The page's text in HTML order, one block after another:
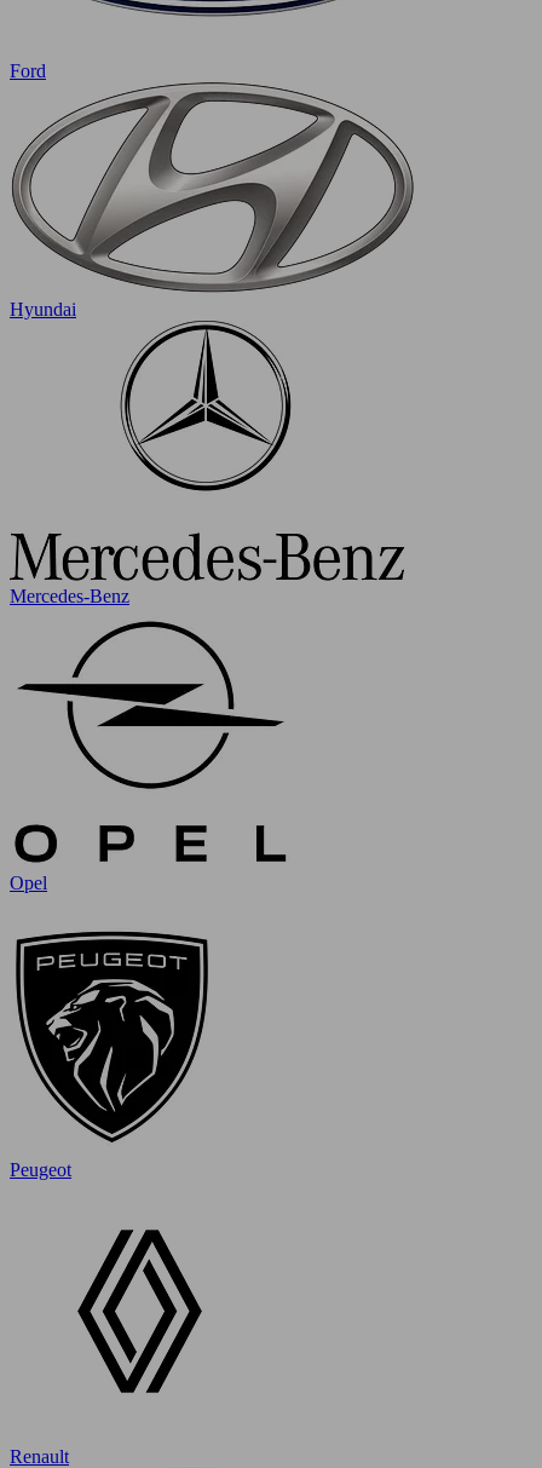
Ford
Hyundai
Mercedes-Benz
Opel
Peugeot
Renault